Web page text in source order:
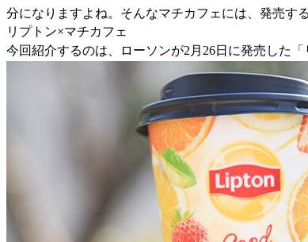
分になりますよね。そんなマチカフェには、発売す
リプトン×マチカフェ
今回紹介するのは、ローソンが2月26日に発売した